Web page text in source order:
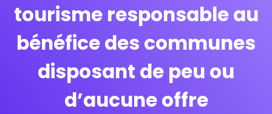
tourisme responsable au
bénéfice des communes
disposant de peu ou
d’aucune offre